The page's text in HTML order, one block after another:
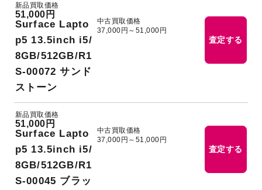
Surface Lapto
p5 13.5inch i5/
8GB/512GB/R1
S-00072 サンド
ストーン
新品買取価格
51,000円
中古買取価格
37,000円～51,000円
査定する
Surface Lapto
p5 13.5inch i5/
8GB/512GB/R1
S-00045 ブラッ
新品買取価格
51,000円
中古買取価格
37,000円～51,000円
査定する